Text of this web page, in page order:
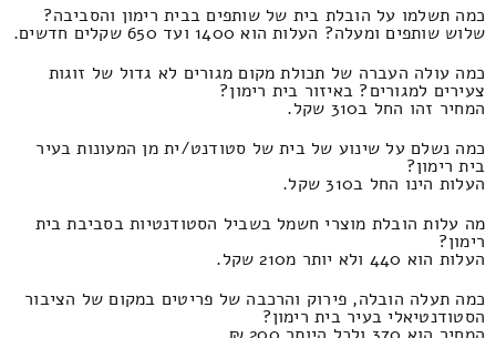
כמה תשלמו על הובלת בית של שותפים בבית רימון והסביבה?
שלוש שותפים ומעלה? העלות הוא 1400 ועד 650 שקלים חדשים.
כמה עולה העברה של תכולת מקום מגורים לא גדול של זוגות
צעירים למגורים? באיזור בית רימון?
המחיר זהו החל ב310 שקל.
כמה נשלם על שינוע של בית של סטודנט/ית מן המעונות בעיר
בית רימון?
העלות הינו החל ב310 שקל.
מה עלות הובלת מוצרי חשמל בשביל הסטודנטיות בסביבת בית
רימון?
העלות הוא 440 ולא יותר מ210 שקל.
כמה תעלה הובלה, פירוק והרכבה של פריטים במקום של הציבור
הסטודנטיאלי בעיר בית רימון?